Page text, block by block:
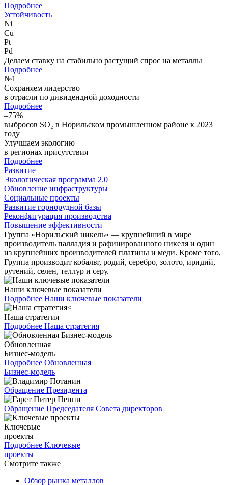
Подробнее
Устойчивость
Ni
Cu
Pt
Pd
Делаем ставку на стабильно растущий спрос на металлы
Подробнее
№1
Сохраняем лидерство
в отрасли по дивидендной доходности
Подробнее
–75%
выбросов SO₂ в Норильском промышленном районе к 2023
году
Улучшаем экологию
в регионах присутствия
Подробнее
Развитие
Экологическая программа 2.0
Обновление инфраструктуры
Социальные проекты
Развитие горнорудной базы
Реконфигурация производства
Повышение эффективности
Группа «Норильский никель» — крупнейший в мире
производитель палладия и рафинированного никеля и один
из крупнейших производителей платины и меди. Кроме того,
Группа производит кобальт, родий, серебро, золото, иридий,
рутений, селен, теллур и серу.
Наши ключевые показатели
Подробнее Наши ключевые показатели
Наша стратегия
Подробнее Наша стратегия
Обновленная
Бизнес-модель
Подробнее Обновленная
Бизнес-модель
Обращение Президента
Обращение Председателя Совета директоров
Ключевые
проекты
Подробнее Ключевые
проекты
Смотрите также
Обзор рынка металлов